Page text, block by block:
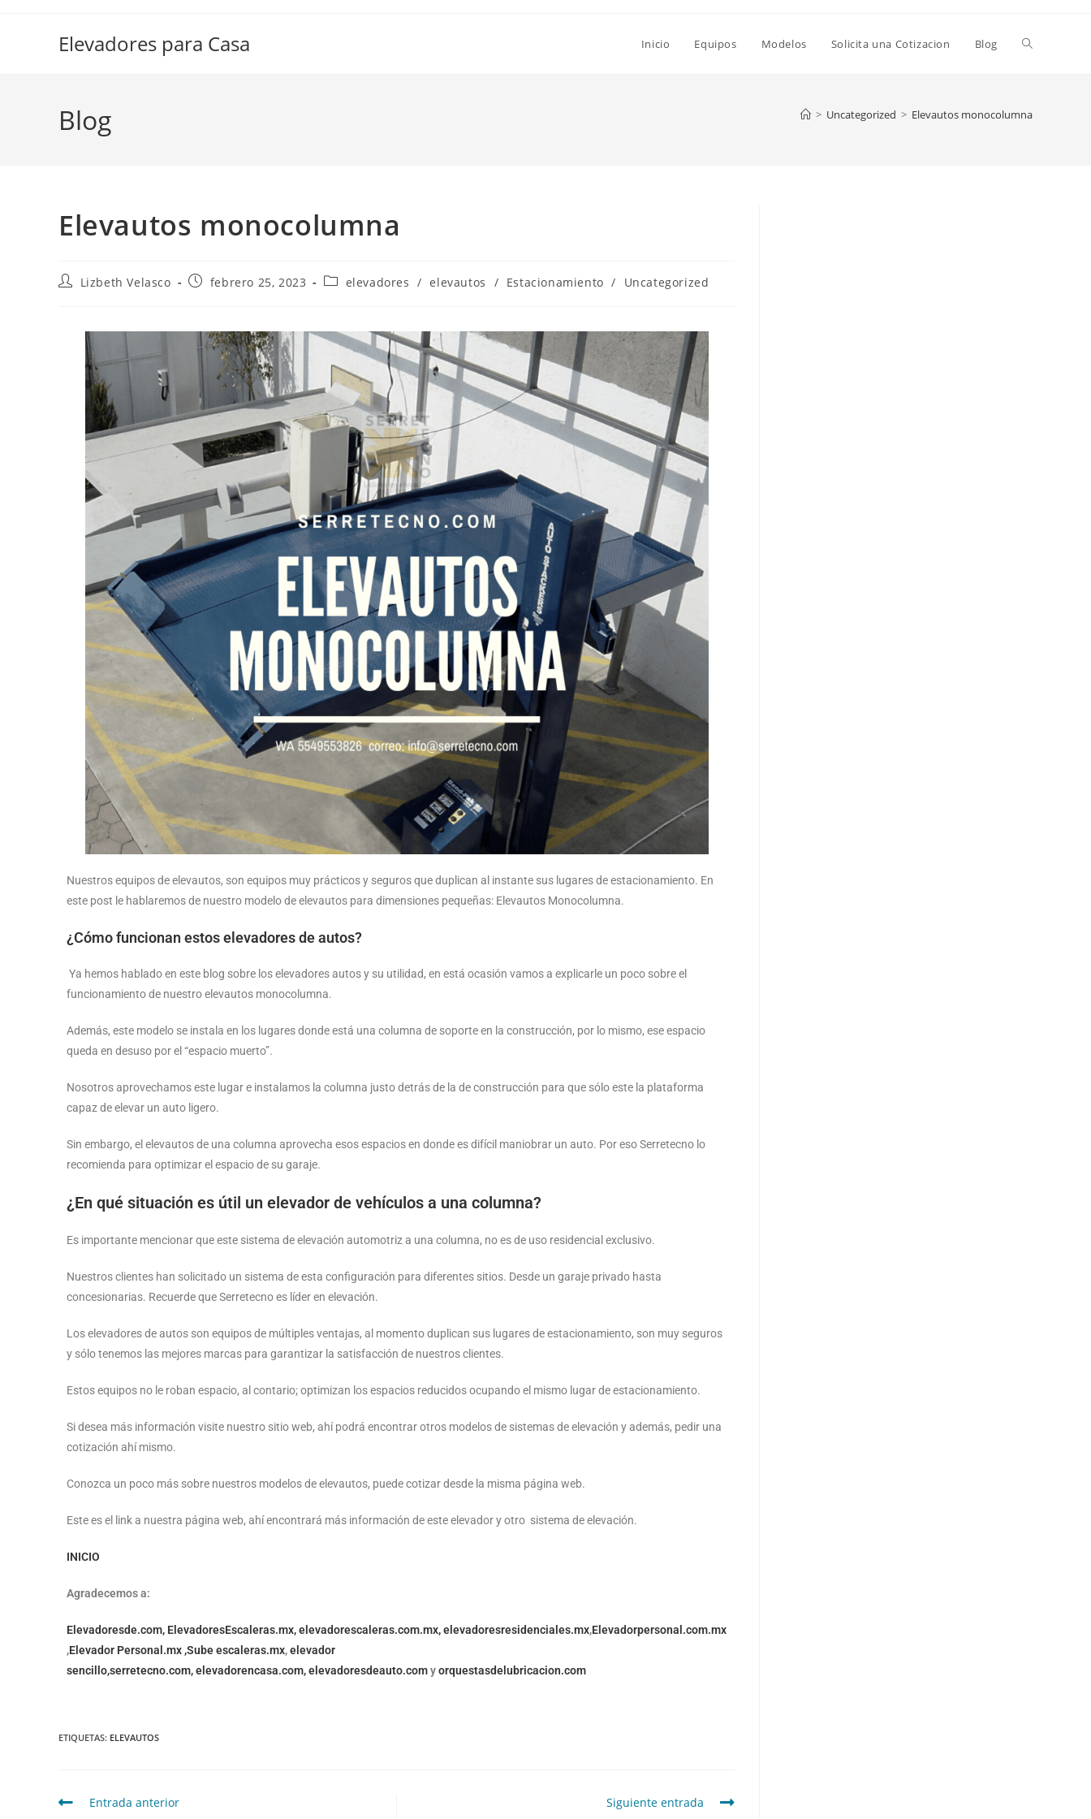
Elevadores para Casa Inicio Equipos Modelos Solicita una Cotizacion Blog
Blog > Uncategorized > Elevautos monocolumna
Elevautos monocolumna
Lizbeth Velasco febrero 25, 2023 elevadores / elevautos / Estacionamiento / Uncategorized
Nuestros equipos de elevautos, son equipos muy prácticos y seguros que duplican al instante sus lugares de estacionamiento. En
este post le hablaremos de nuestro modelo de elevautos para dimensiones pequeñas: Elevautos Monocolumna.
¿Cómo funcionan estos elevadores de autos?
Ya hemos hablado en este blog sobre los elevadores autos y su utilidad, en está ocasión vamos a explicarle un poco sobre el
funcionamiento de nuestro elevautos monocolumna.
Además, este modelo se instala en los lugares donde está una columna de soporte en la construcción, por lo mismo, ese espacio
queda en desuso por el “espacio muerto”.
Nosotros aprovechamos este lugar e instalamos la columna justo detrás de la de construcción para que sólo este la plataforma
capaz de elevar un auto ligero.
Sin embargo, el elevautos de una columna aprovecha esos espacios en donde es difícil maniobrar un auto. Por eso Serretecno lo
recomienda para optimizar el espacio de su garaje.
¿En qué situación es útil un elevador de vehículos a una columna?
Es importante mencionar que este sistema de elevación automotriz a una columna, no es de uso residencial exclusivo.
Nuestros clientes han solicitado un sistema de esta configuración para diferentes sitios. Desde un garaje privado hasta
concesionarias. Recuerde que Serretecno es líder en elevación.
Los elevadores de autos son equipos de múltiples ventajas, al momento duplican sus lugares de estacionamiento, son muy seguros
y sólo tenemos las mejores marcas para garantizar la satisfacción de nuestros clientes.
Estos equipos no le roban espacio, al contario; optimizan los espacios reducidos ocupando el mismo lugar de estacionamiento.
Si desea más información visite nuestro sitio web, ahí podrá encontrar otros modelos de sistemas de elevación y además, pedir una
cotización ahí mismo.
Conozca un poco más sobre nuestros modelos de elevautos, puede cotizar desde la misma página web.
Este es el link a nuestra página web, ahí encontrará más información de este elevador y otro sistema de elevación.
INICIO
Agradecemos a:
Elevadoresde.com, ElevadoresEscaleras.mx,elevadorescaleras.com.mx,elevadoresresidenciales.mx,Elevadorpersonal.com.mx
,Elevador Personal.mx ,Sube escaleras.mx,elevador
sencillo,serretecno.com,elevadorencasa.com,elevadoresdeauto.comyorquestasdelubricacion.com
ETIQUETAS: ELEVAUTOS
Entrada anterior Siguiente entrada